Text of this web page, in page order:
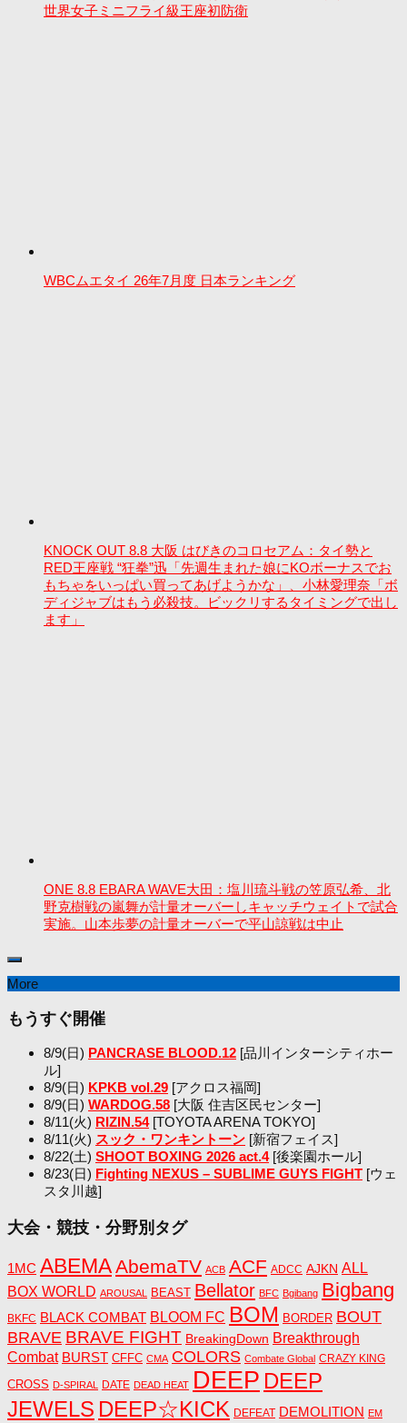
世界女子ミニフライ級王座初防衛
WBCムエタイ 26年7月度 日本ランキング
KNOCK OUT 8.8 大阪 はびきのコロセアム：タイ勢と
RED王座戦 “狂拳”迅「先週生まれた娘にKOボーナスでお
もちゃをいっぱい買ってあげようかな」、小林愛理奈「ボ
ディジャブはもう必殺技。ビックリするタイミングで出し
ます」
ONE 8.8 EBARA WAVE大田：塩川琉斗戦の笠原弘希、北
野克樹戦の嵐舞が計量オーバーしキャッチウェイトで試合
実施。山本歩夢の計量オーバーで平山諒戦は中止
More
もうすぐ開催
8/9(日) PANCRASE BLOOD.12 [品川インターシティホー
ル]
8/9(日) KPKB vol.29 [アクロス福岡]
8/9(日) WARDOG.58 [大阪 住吉区民センター]
8/11(火) RIZIN.54[TOYOTA ARENA TOKYO]
8/11(火) スック・ワンキントーン [新宿フェイス]
8/22(土) SHOOT BOXING 2026 act.4[後楽園ホール]
8/23(日) Fighting NEXUS – SUBLIME GUYS FIGHT [ウェ
スタ川越]
大会・競技・分野別タグ
1MC ABEMAAbemaTV ACB ACF ADCC AJKN ALL
BOX WORLD AROUSAL BEAST Bellator BFC Bgibang Bigbang
BKFC BLACK COMBAT BLOOM FC BOM BORDER BOUT
BRAVE BRAVE FIGHT BreakingDown Breakthrough
Combat BURST CFFC CMA COLORS Combate Global CRAZY KING
CROSS D-SPIRAL DATE DEAD HEAT DEEP DEEP
JEWELS DEEP☆KICK DEFEAT DEMOLITION EM